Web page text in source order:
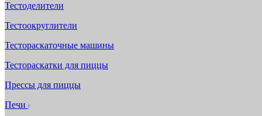
Тестоделители
Тестоокруглители
Тестораскаточные машины
Тестораскатки для пиццы
Прессы для пиццы
Печи